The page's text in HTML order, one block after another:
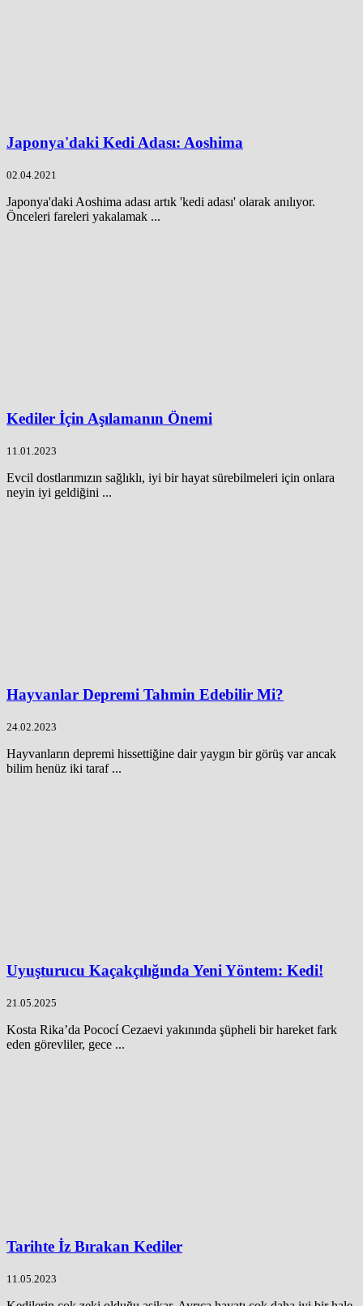
Japonya'daki Kedi Adası: Aoshima
02.04.2021
Japonya'daki Aoshima adası artık 'kedi adası' olarak anılıyor.
Önceleri fareleri yakalamak ...
Kediler İçin Aşılamanın Önemi
11.01.2023
Evcil dostlarımızın sağlıklı, iyi bir hayat sürebilmeleri için onlara
neyin iyi geldiğini ...
Hayvanlar Depremi Tahmin Edebilir Mi?
24.02.2023
Hayvanların depremi hissettiğine dair yaygın bir görüş var ancak
bilim henüz iki taraf ...
Uyuşturucu Kaçakçılığında Yeni Yöntem: Kedi!
21.05.2025
Kosta Rika’da Pococí Cezaevi yakınında şüpheli bir hareket fark
eden görevliler, gece ...
Tarihte İz Bırakan Kediler
11.05.2023